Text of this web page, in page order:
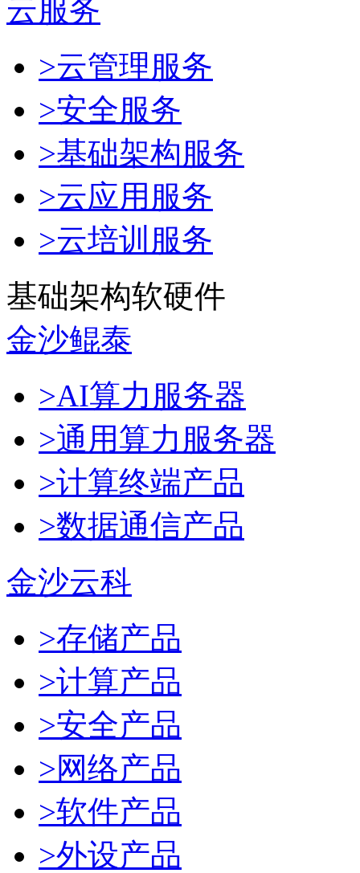
云服务
>云管理服务
>安全服务
>基础架构服务
>云应用服务
>云培训服务
基础架构软硬件
金沙鲲泰
>AI算力服务器
>通用算力服务器
>计算终端产品
>数据通信产品
金沙云科
>存储产品
>计算产品
>安全产品
>网络产品
>软件产品
>外设产品